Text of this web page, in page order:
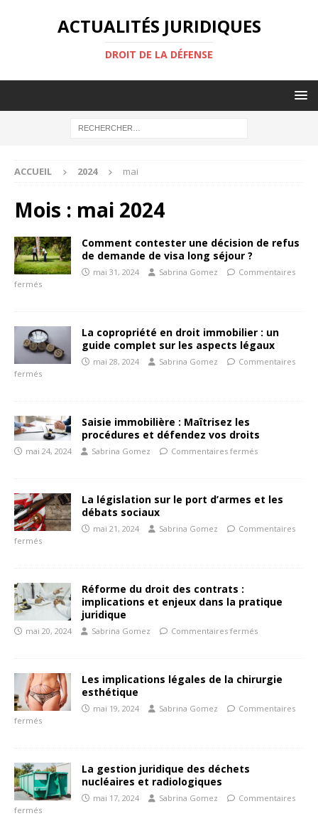
ACTUALITÉS JURIDIQUES
DROIT DE LA DÉFENSE
ACCUEIL 2024 mai
Mois : mai 2024
Comment contester une décision de refus
de demande de visa long séjour ?
mai 31, 2024 Sabrina Gomez
Commentaires
fermés
La copropriété en droit immobilier : un
guide complet sur les aspects légaux
mai 28, 2024 Sabrina Gomez
Commentaires
fermés
Saisie immobilière : Maîtrisez les
procédures et défendez vos droits
mai 24, 2024 Sabrina Gomez Commentaires fermés
La législation sur le port d’armes et les
débats sociaux
mai 21, 2024 Sabrina Gomez
Commentaires
fermés
Réforme du droit des contrats :
implications et enjeux dans la pratique
juridique
mai 20, 2024 Sabrina Gomez Commentaires fermés
Les implications légales de la chirurgie
esthétique
mai 19, 2024 Sabrina Gomez
Commentaires
fermés
La gestion juridique des déchets
nucléaires et radiologiques
mai 17, 2024 Sabrina Gomez
Commentaires
fermés